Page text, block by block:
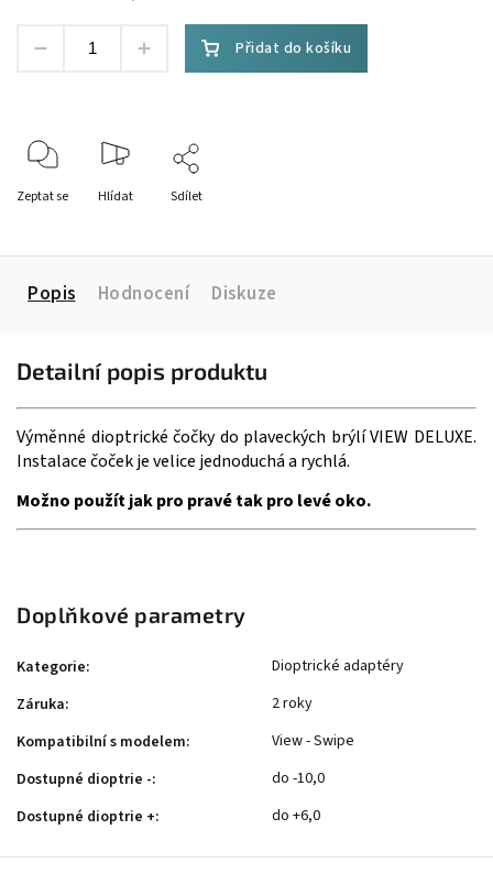
Přidat do košíku
Zeptat se Hlídat Sdílet
Popis Hodnocení Diskuze
Detailní popis produktu
Výměnné dioptrické čočky do plaveckých brýlí VIEW DELUXE.
Instalace čoček je velice jednoduchá a rychlá.
Možno použít jak pro pravé tak pro levé oko.
Doplňkové parametry
Kategorie:
Dioptrické adaptéry
Záruka:
2 roky
Kompatibilní s modelem:
View - Swipe
Dostupné dioptrie -:
do -10,0
Dostupné dioptrie +: do +6,0